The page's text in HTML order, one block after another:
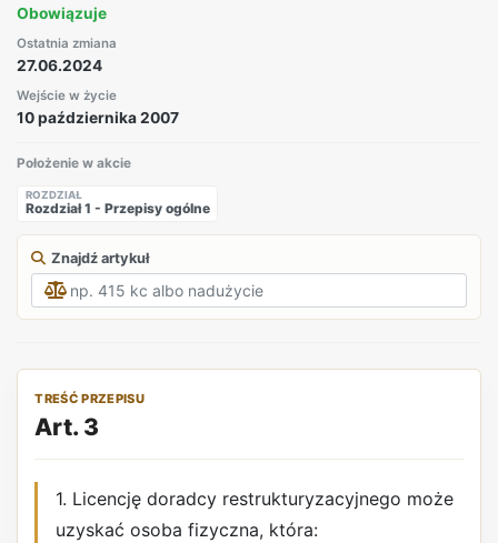
Obowiązuje
Ostatnia zmiana
27.06.2024
Wejście w życie
10 października 2007
Położenie w akcie
ROZDZIAŁ
Rozdział 1 - Przepisy ogólne
Znajdź artykuł
TREŚĆ PRZEPISU
Art. 3
1. Licencję doradcy restrukturyzacyjnego może
uzyskać osoba fizyczna, która: